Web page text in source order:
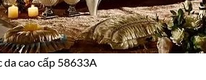
cao cấp 58633A